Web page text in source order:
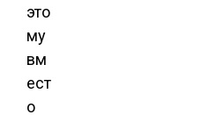
это
му
вм
ест
о